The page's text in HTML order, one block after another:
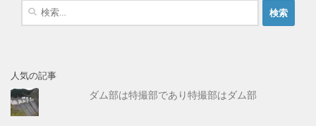
検
人気の記事
ダム部は特撮部であり特撮部はダム部